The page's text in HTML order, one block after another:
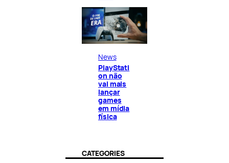
News
PlayStati
on não
vai mais
lançar
games
em mídia
física
CATEGORIES